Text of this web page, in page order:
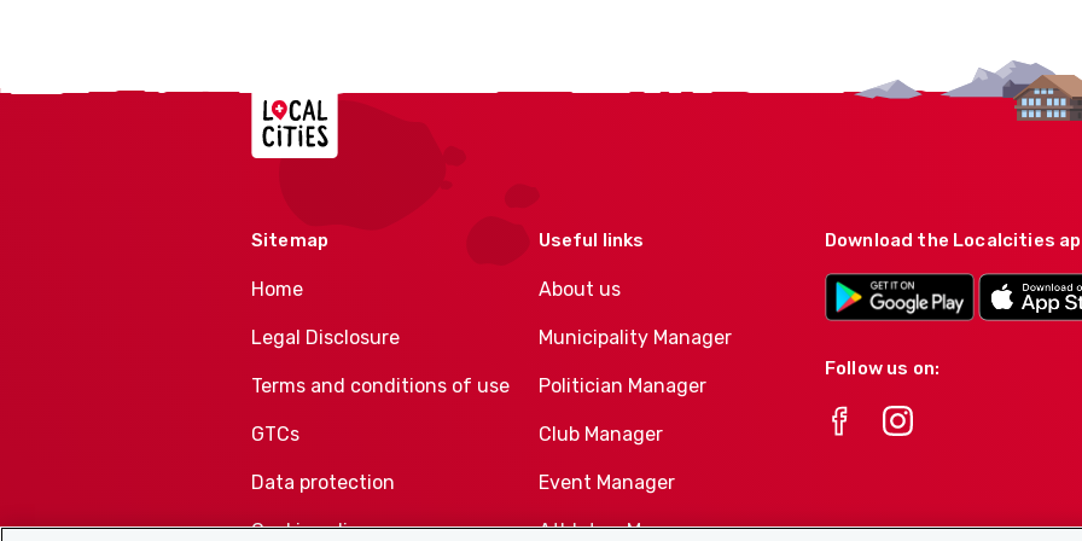
Localcities
Sitemap
Home
Legal Disclosure
Terms and conditions of use
GTCs
Data protection
Cookie policy
Useful links
About us
Municipality Manager
Politician Manager
Club Manager
Event Manager
Athletes-Manager
Download the Localcities
Follow us on: